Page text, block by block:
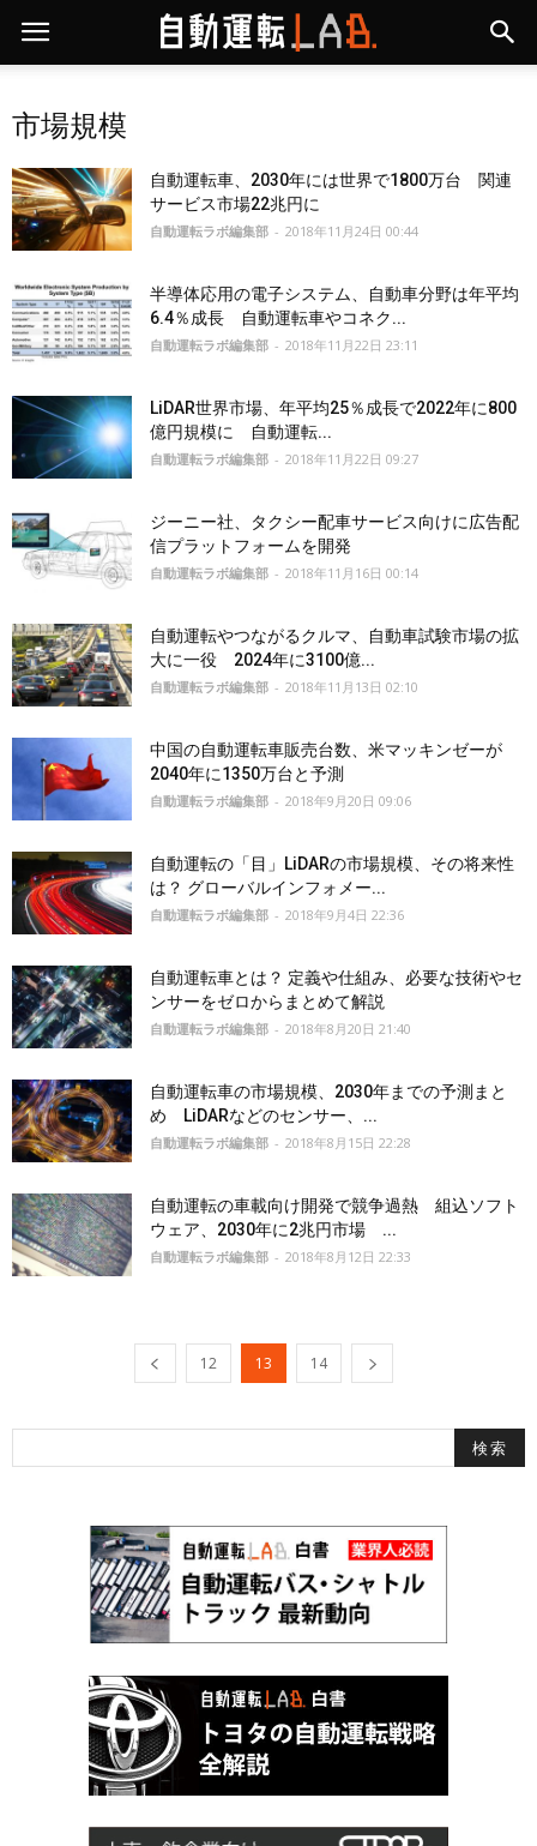
市場規模
自動運転車、2030年には世界で1800万台 関連
サービス市場22兆円に
自動運転ラボ編集部 - 2018年11月24日 00:44
半導体応用の電子システム、自動車分野は年平均
6.4％成長 自動運転車やコネク...
自動運転ラボ編集部 - 2018年11月22日 23:11
LiDAR世界市場、年平均25％成長で2022年に800
億円規模に 自動運転...
自動運転ラボ編集部 - 2018年11月22日 09:27
ジーニー社、タクシー配車サービス向けに広告配
信プラットフォームを開発
自動運転ラボ編集部 - 2018年11月16日 00:14
自動運転やつながるクルマ、自動車試験市場の拡
大に一役 2024年に3100億...
自動運転ラボ編集部 - 2018年11月13日 02:10
中国の自動運転車販売台数、米マッキンゼーが
2040年に1350万台と予測
自動運転ラボ編集部 - 2018年9月20日 09:06
自動運転の「目」LiDARの市場規模、その将来性
は？ グローバルインフォメー...
自動運転ラボ編集部 - 2018年9月4日 22:36
自動運転車とは？ 定義や仕組み、必要な技術やセ
ンサーをゼロからまとめて解説
自動運転ラボ編集部 - 2018年8月20日 21:40
自動運転車の市場規模、2030年までの予測まと
め LiDARなどのセンサー、...
自動運転ラボ編集部 - 2018年8月15日 22:28
自動運転の車載向け開発で競争過熱 組込ソフト
ウェア、2030年に2兆円市場 ...
自動運転ラボ編集部 - 2018年8月12日 22:33
12 13 14